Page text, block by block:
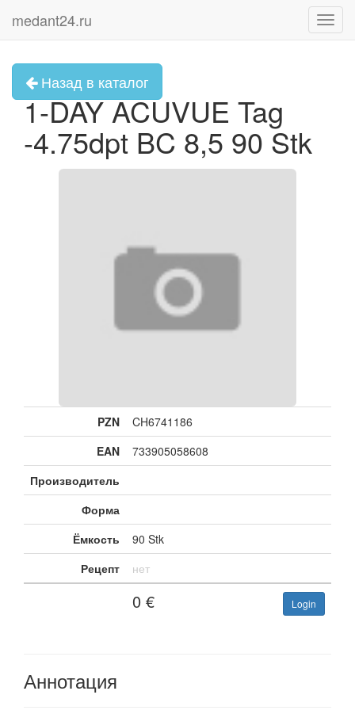
medant24.ru
Назад в каталог
1-DAY ACUVUE Tag
-4.75dpt BC 8,5 90 Stk
PZN
CH6741186
EAN
733905058608
Производитель
Форма
Ёмкость
90 Stk
Рецепт
нет
0 € Login
Аннотация